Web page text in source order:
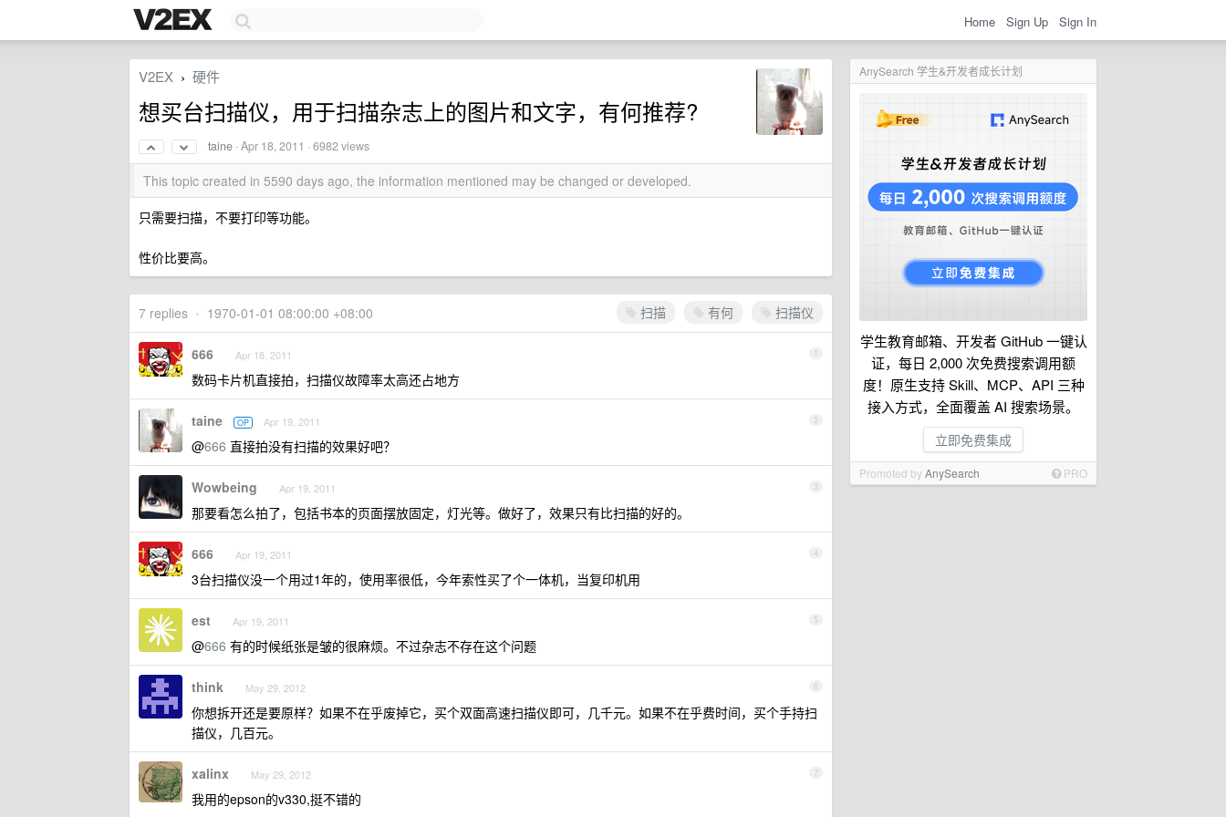
Home Sign Up Sign In
AnySearch 学生&开发者成长计划
学生教育邮箱、开发者 GitHub 一键认
证，每日 2,000 次免费搜索调用额
度！原生支持 Skill、MCP、API 三种
接入方式，全面覆盖 AI 搜索场景。
立即免费集成
Promoted byAnySearch PRO
V2EX › 硬件
想买台扫描仪，用于扫描杂志上的图片和文字，有何推荐?
taine ·Apr 18, 2011 · 6982 views
This topic created in 5590 days ago, the information mentioned may be changed or developed.
只需要扫描，不要打印等功能。
性价比要高。
扫描 有何 扫描仪
7 replies • 1970-01-01 08:00:00 +08:00
1
666 Apr 18, 2011
数码卡片机直接拍，扫描仪故障率太高还占地方
2
taine OP Apr 19, 2011
@666 直接拍没有扫描的效果好吧？
3
Wowbeing Apr 19, 2011
那要看怎么拍了，包括书本的页面摆放固定，灯光等。做好了，效果只有比扫描的好的。
4
666 Apr 19, 2011
3台扫描仪没一个用过1年的，使用率很低，今年索性买了个一体机，当复印机用
5
est Apr 19, 2011
@666 有的时候纸张是皱的很麻烦。不过杂志不存在这个问题
6
think May 29, 2012
你想拆开还是要原样？如果不在乎废掉它，买个双面高速扫描仪即可，几千元。如果不在乎费时间，买个手持扫
描仪，几百元。
7
xalinx May 29, 2012
我用的epson的v330,挺不错的